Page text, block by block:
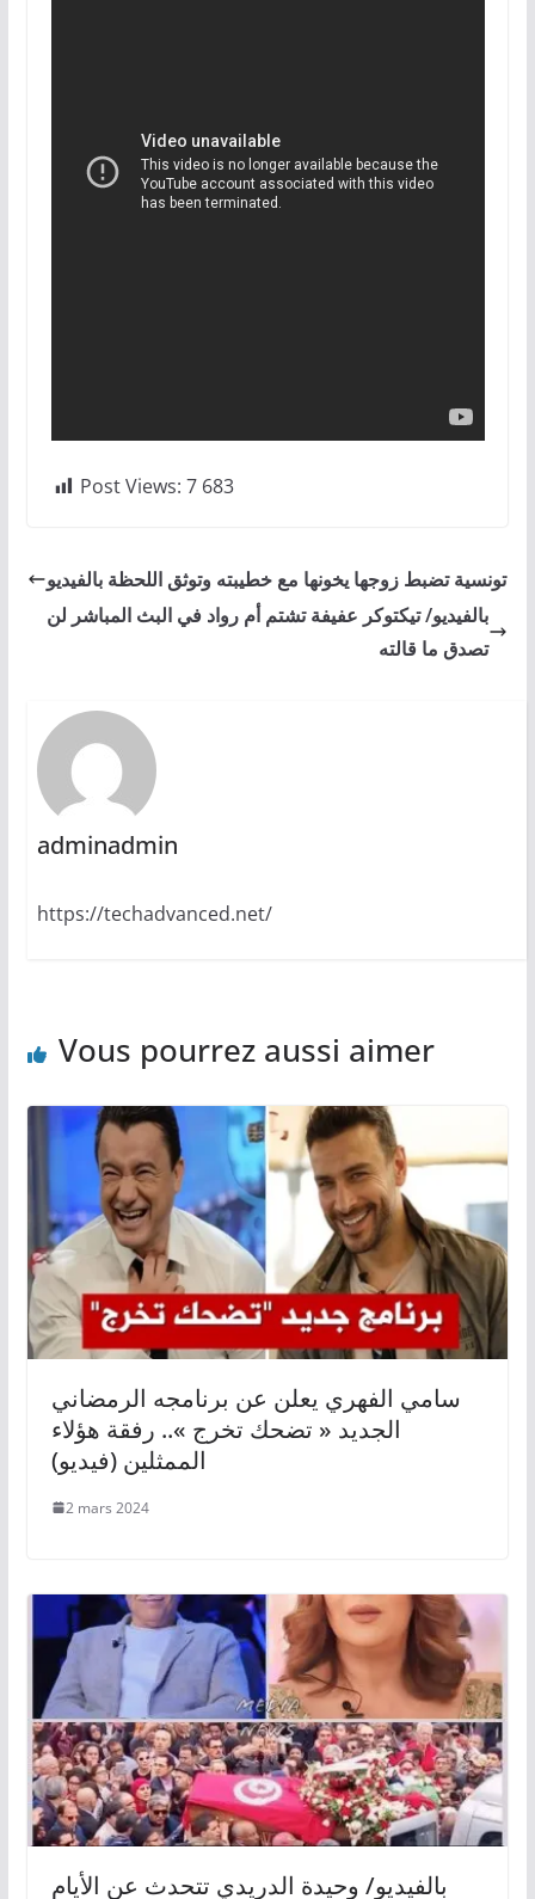
Post Views: 7 683
تونسية تضبط زوجها يخونها مع خطيبته وتوثق اللحظة بالفيديو
بالفيديو/ تيكتوكر عفيفة تشتم أم رواد في البث المباشر لن
تصدق ما قالته
adminadmin
https://techadvanced.net/
Vous pourrez aussi aimer
سامي الفهري يعلن عن برنامجه الرمضاني
الجديد « تضحك تخرج ».. رفقة هؤلاء
الممثلين (فيديو)
2 mars 2024
بالفيديو/ وحيدة الدريدي تتحدث عن الأيام